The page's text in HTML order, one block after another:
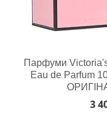
Парфуми
Eau de Parfum
3